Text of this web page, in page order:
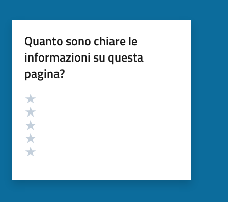
Quanto sono chiare le
informazioni su questa
pagina?
Valutazione